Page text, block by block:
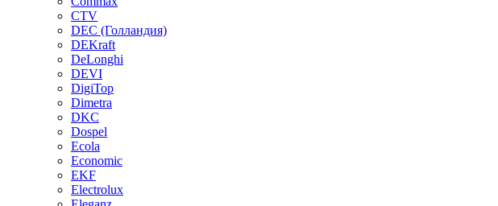
CTV
DEC (Голландия)
DEKraft
DeLonghi
DEVI
DigiTop
Dimetra
DKC
Dospel
Ecola
Economic
EKF
Electrolux